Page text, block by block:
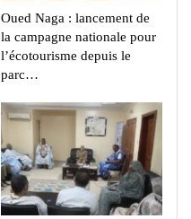
Oued Naga : lancement de
la campagne nationale pour
l’écotourisme depuis le
parc…